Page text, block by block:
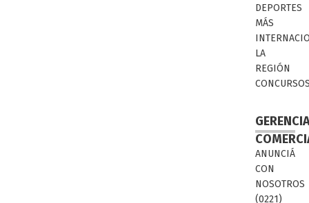
DEPORTES
MÁS
LA
REGIÓN
ANUNCIÁ
CON
NOSOTROS
(0221)